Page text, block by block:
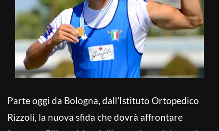
Parte oggi da Bologna, dall’Istituto Ortopedico
Rizzoli, la nuova sfida che dovrà affrontare